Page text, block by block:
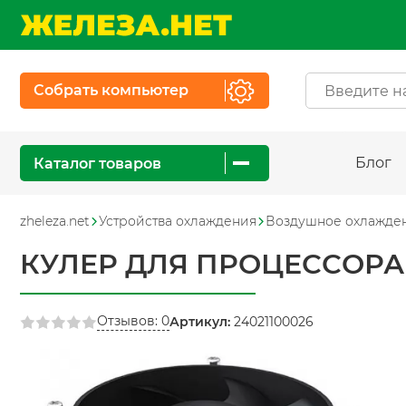
Собрать компьютер
Каталог товаров Блог
zheleza.net Устройства охлаждения Воздушное
КУЛЕР ДЛЯ ПРОЦЕССОРА
Отзывов: 0Артикул: 24021100026